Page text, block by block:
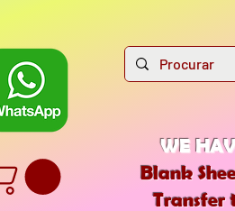
WE
Blank
Transfer